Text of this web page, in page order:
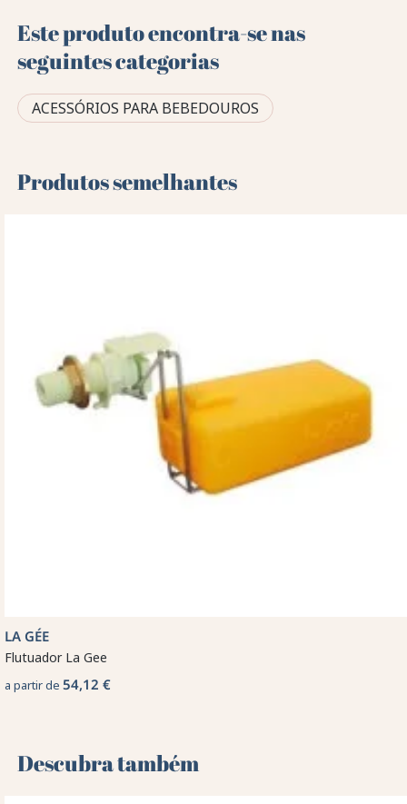
Este produto encontra-se nas
seguintes categorias
ACESSÓRIOS PARA BEBEDOUROS
Produtos semelhantes
LA GÉE
Flutuador La Gee
a partir de 54,12 €
Descubra também 🌻